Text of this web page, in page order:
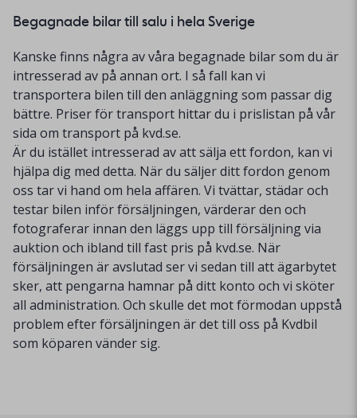
Begagnade bilar till salu i hela Sverige
Kanske finns några av våra begagnade bilar som du är
intresserad av på annan ort. I så fall kan vi
transportera bilen till den anläggning som passar dig
bättre. Priser för transport hittar du i prislistan på vår
sida om transport på kvd.se.
Är du istället intresserad av att sälja ett fordon, kan vi
hjälpa dig med detta. När du säljer ditt fordon genom
oss tar vi hand om hela affären. Vi tvättar, städar och
testar bilen inför försäljningen, värderar den och
fotograferar innan den läggs upp till försäljning via
auktion och ibland till fast pris på kvd.se. När
försäljningen är avslutad ser vi sedan till att ägarbytet
sker, att pengarna hamnar på ditt konto och vi sköter
all administration. Och skulle det mot förmodan uppstå
problem efter försäljningen är det till oss på Kvdbil
som köparen vänder sig.